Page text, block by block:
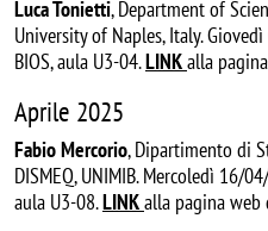
Luca Tonietti, Department of
University of Naples, Italy.
BIOS, aula U3-04.LINKalla
Aprile 2025
Fabio Mercorio, Dipartimento di
DISMEQ, UNIMIB. Mercoledì 16/
aula U3-08.LINKalla pagina web